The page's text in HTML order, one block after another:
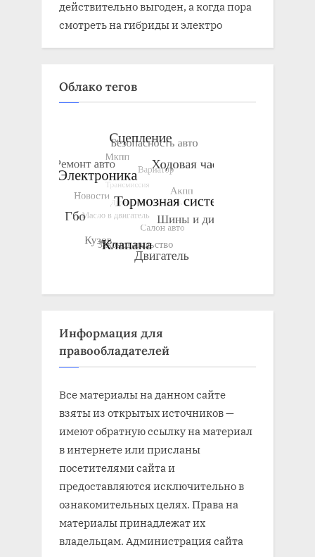
действительно выгоден, а когда пора
смотреть на гибриды и электро
Облако тегов
Информация для
правообладателей
Все материалы на данном сайте
взяты из открытых источников —
имеют обратную ссылку на материал
в интернете или присланы
посетителями сайта и
предоставляются исключительно в
ознакомительных целях. Права на
материалы принадлежат их
владельцам. Администрация сайта